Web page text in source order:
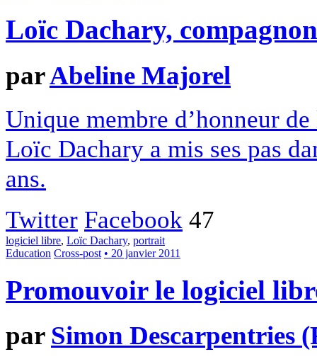
Loïc Dachary,
parAbeline Majorel
Unique membre d’honneur
Loïc Dachary a mis ses pas
ans.
Twitter Facebook 47
logiciel libre, Loïc Dachary, portrait
Education Cross-post • 20 janvier 2011
Promouvoir le logiciel
par Simon Descarpentries